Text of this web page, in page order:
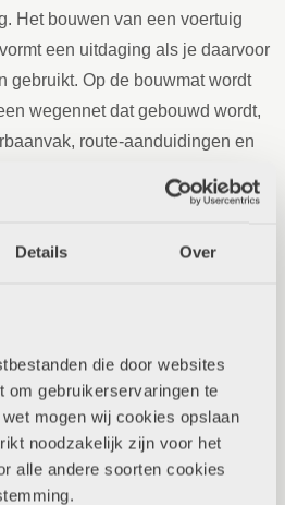
Details Over
die door websites
om gebruikerservaringen te
mogen wij cookies opslaan
noodzakelijk zijn voor het
alle andere soorten cookies
Het bouwen van een voertuig
een uitdaging als je daarvoor
gebruikt. Op de bouwmat wordt
wegennet dat gebouwd wordt,
route-aanduidingen en
activiteiten hebben een
maakt op de rekenkundige
bewust voor om deze hoek niet
Wanneer de kinderen binnen dit
doen, kan op dat moment – indien
kant benadrukt worden zodat